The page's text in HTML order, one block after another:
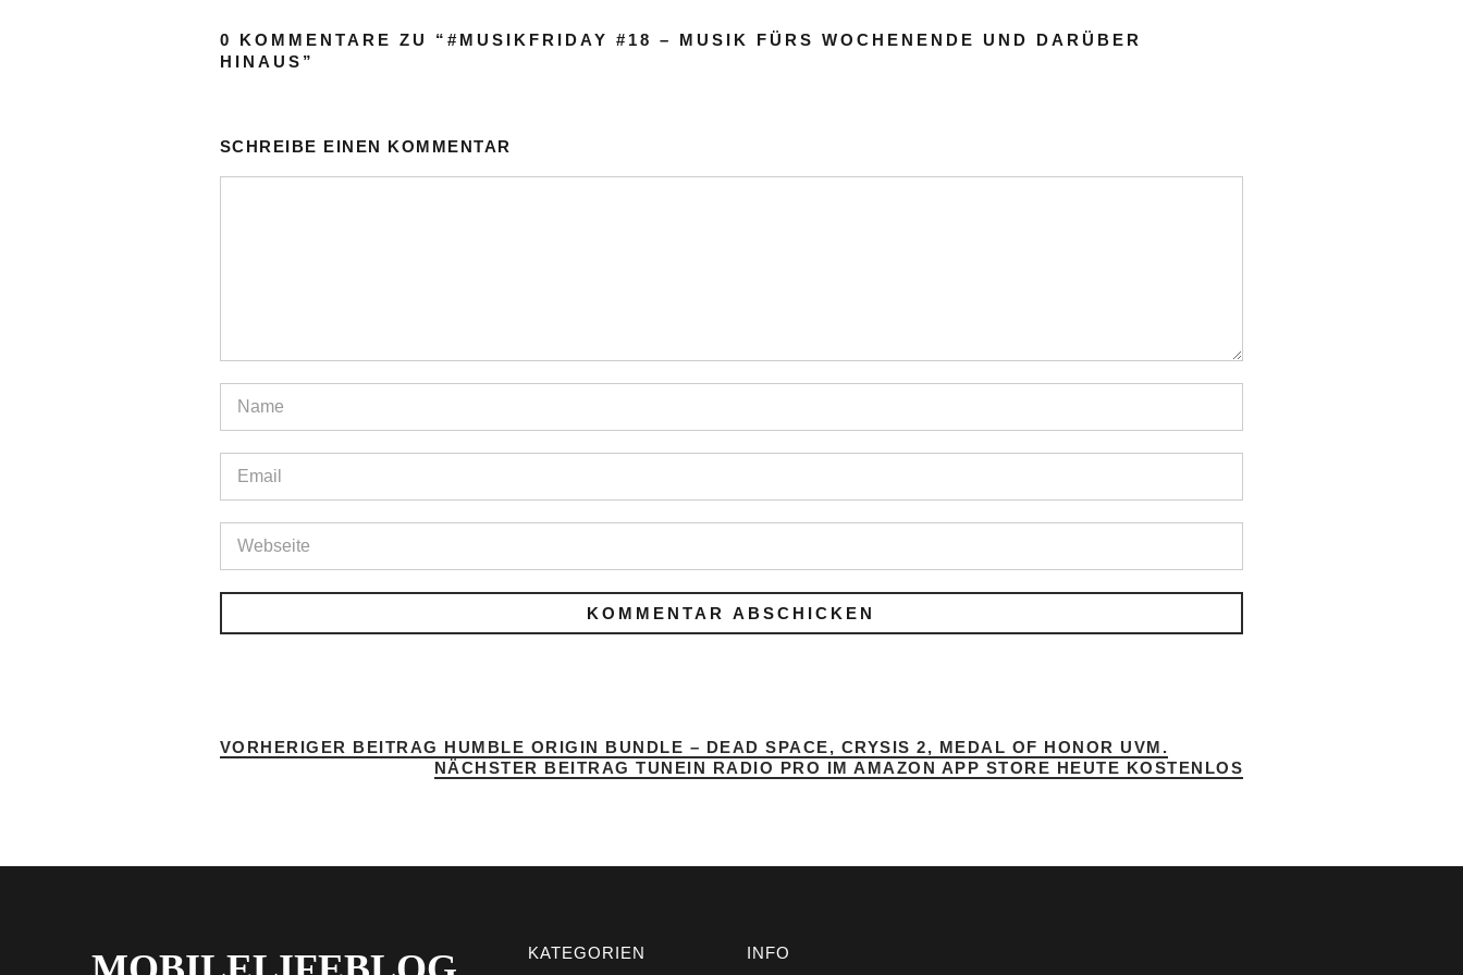
0 KOMMENTARE ZU “ #MUSIKFRIDAY #18 – MUSIK FÜRS WOCHENENDE UND DARÜBER
HINAUS ”
SCHREIBE EINEN KOMMENTAR
VORHERIGER BEITRAG HUMBLE ORIGIN BUNDLE – DEAD SPACE, CRYSIS 2, MEDAL OF HONOR UVM.
NÄCHSTER BEITRAG TUNEIN RADIO PRO IM AMAZON APP STORE HEUTE KOSTENLOS
KATEGORIEN INFO